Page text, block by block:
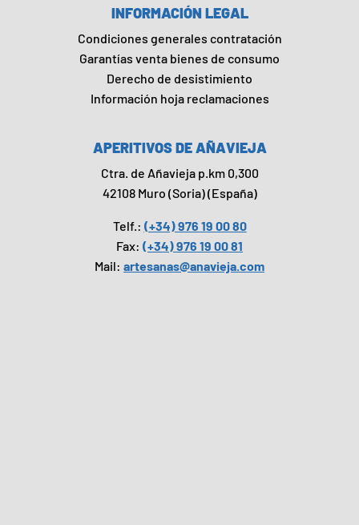
INFORMACIÓN LEGAL
Condiciones generales contratación
Garantías venta bienes de consumo
Derecho de desistimiento
Información hoja reclamaciones
APERITIVOS DE AÑAVIEJA
Ctra. de Añavieja p.km 0,300
42108 Muro (Soria) (España)
Telf.: (+34) 976 19 00 80
Fax: (+34) 976 19 00 81
Mail: artesanas@anavieja.com